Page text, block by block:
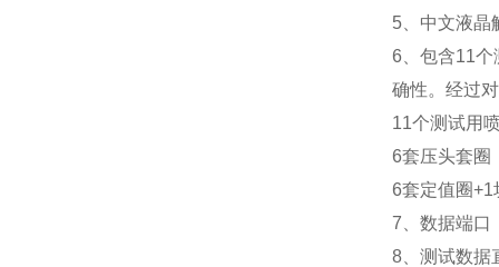
5、中文液晶
6、 包含11个
确性。经过
11个测试用
6套压头套圈
6套定值圈+1
7、数据端口
8、测试数据